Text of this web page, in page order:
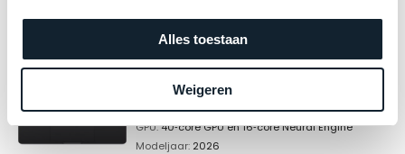
Alles toestaan
Weigeren
MacBook Pro 14 inch M5 Max
48GB 2TB SSD
CPU:M5 Max met 18 core CPU
GPU:40‑core GPU en 16‑core Neural Engine
Modeljaar: 2026
“als
kies
je